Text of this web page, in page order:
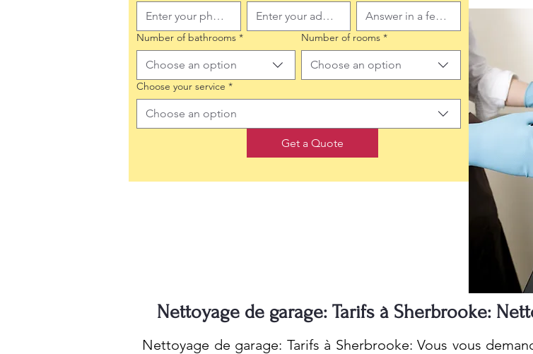
Number of bathrooms *
Choose an option
Number of rooms *
Choose an option
Choose your service *
Choose an option
Get a Quote
Nettoyage de garage: Tarifs à Sherbrooke:
Nettoyage de garage: Tarifs à Sherbrooke: Vous vous